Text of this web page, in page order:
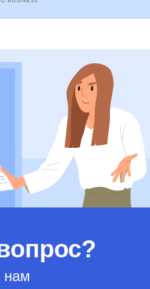
нам